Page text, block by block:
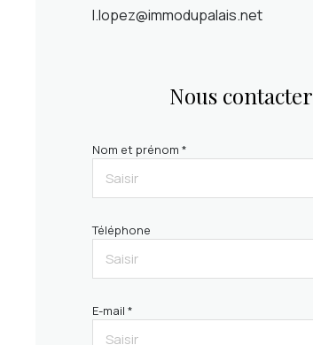
l.lopez@immodupalais.net
Nous contacter
Nom et prénom *
Téléphone
E-mail *